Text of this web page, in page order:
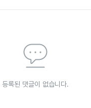
등록된 댓글이 없습니다.